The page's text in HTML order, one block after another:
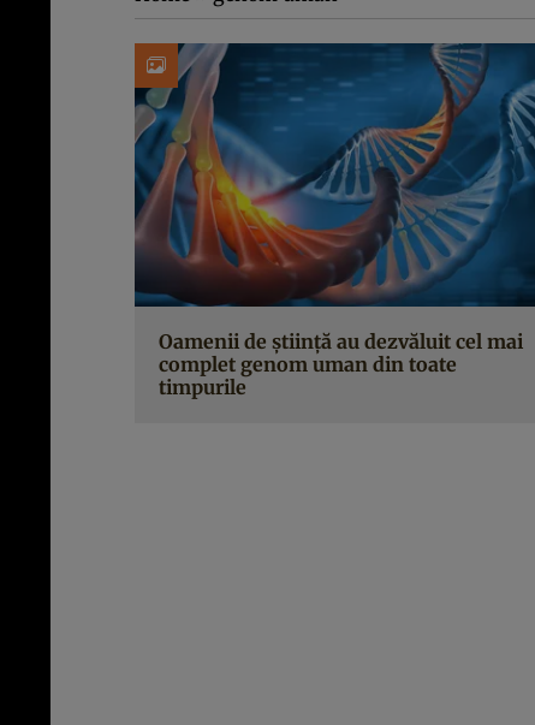
Oamenii de știință au dezvăluit cel mai
complet genom uman din toate
timpurile